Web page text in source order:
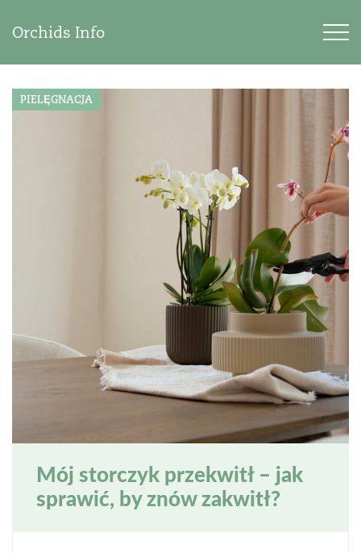
Orchids Info
PIELĘGNACJA
Mój storczyk przekwitł – jak
sprawić, by znów zakwitł?